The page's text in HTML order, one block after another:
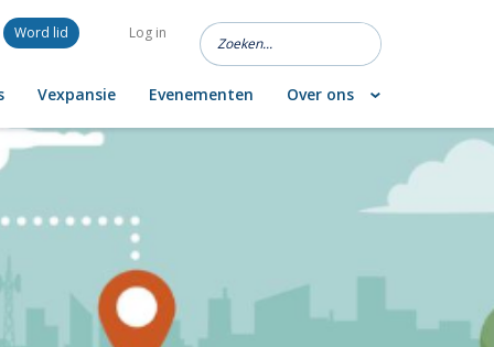
Word lid Log in
Vexpansie Evenementen Over ons